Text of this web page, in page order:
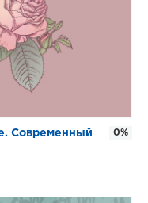
Современный
0%